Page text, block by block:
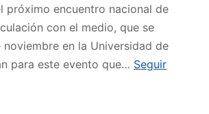
próximo encuentro nacional de
con el medio, que se
noviembre en la Universidad de
para este evento que… Seguir